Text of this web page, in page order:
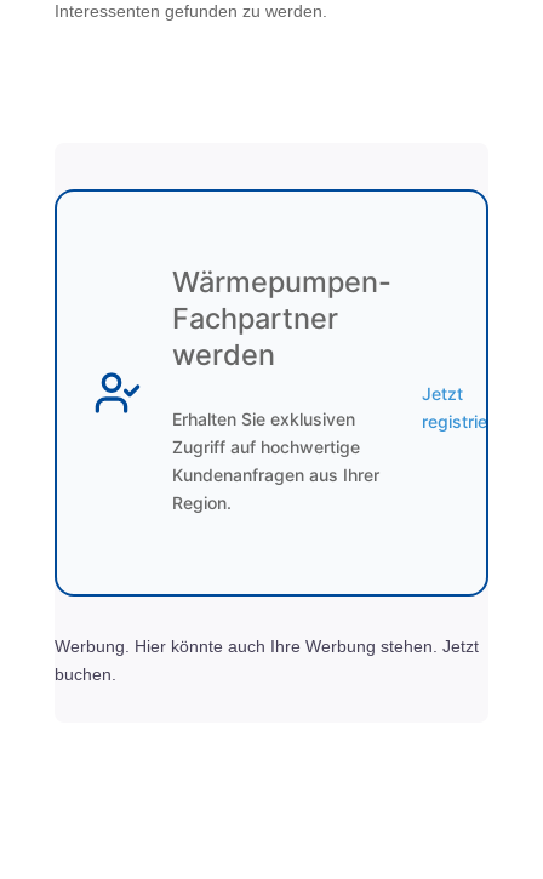
Interessenten gefunden zu werden.
Wärmepumpen-
Fachpartner
werden
Erhalten Sie exklusiven
Zugriff auf hochwertige
Kundenanfragen aus Ihrer
Region.
Jetzt
registrieren
Werbung. Hier könnte auch Ihre Werbung stehen. Jetzt
buchen.